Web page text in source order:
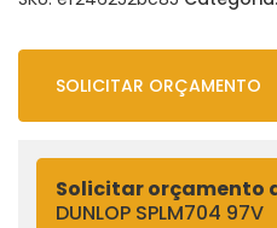
SOLICITAR ORÇAMENTO
Solicitar orçamento
DUNLOP SPLM704 97V